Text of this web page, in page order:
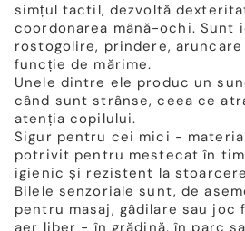
simțul tactil, dezvoltă
coordonarea mână-ochi. Sunt
rostogolire, prindere,
funcție de mărime.
Unele dintre ele produc un
când sunt strânse, ceea ce
atenția copilului.
Sigur pentru cei mici -
potrivit pentru mestecat în
igienic și rezistent la
Bilele senzoriale sunt, de
pentru masaj, gâdilare sau joc
aer liber - în grădină, în parc